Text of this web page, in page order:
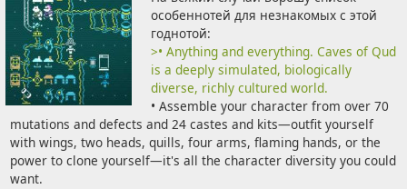
особеннотей для незнакомых с этой
годнотой:
>• Anything and everything. Caves of Qud
is a deeply simulated, biologically
diverse, richly cultured world.
• Assemble your character from over 70
mutations and defects and 24 castes and kits—outfit yourself
with wings, two heads, quills, four arms, flaming hands, or the
power to clone yourself—it's all the character diversity you could
want.